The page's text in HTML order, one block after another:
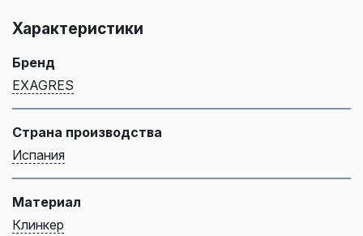
Характеристики
Бренд
EXAGRES
Страна производства
Испания
Материал
Клинкер